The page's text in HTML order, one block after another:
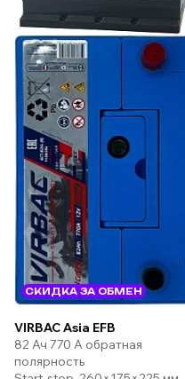
СКИДКА ЗА ОБМЕН
VIRBAC Asia EFB
82 Ач 770 А обратная
полярность